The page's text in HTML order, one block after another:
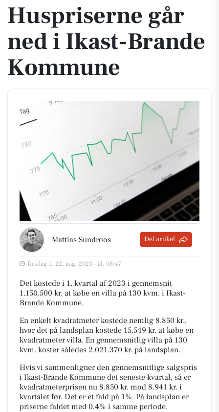
Huspriserne går
ned i Ikast-Brande
Kommune
Mattias Sundroos Del artikel
Tirsdag d. 22. aug. 2023 - kl. 08:47
Det kostede i 1. kvartal af 2023 i gennemsnit
1.150.500 kr. at købe en villa på 130 kvm. i Ikast-
Brande Kommune.
En enkelt kvadratmeter kostede nemlig 8.850 kr.,
hvor det på landsplan kostede 15.549 kr. at købe en
kvadratmeter villa. En gennemsnitlig villa på 130
kvm. koster således 2.021.370 kr. på landsplan.
Hvis vi sammenligner den gennemsnitlige salgspris
i Ikast-Brande Kommune det seneste kvartal, så er
kvadratmeterprisen nu 8.850 kr. mod 8.941 kr. i
kvartalet før. Det er et fald på 1%. På landsplan er
priserne faldet med 0,4% i samme periode.